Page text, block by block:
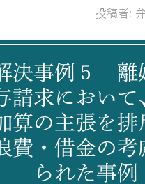
投稿者:
決事例５ 離
請求において
算の主張を排
費・借金の考
られた事例